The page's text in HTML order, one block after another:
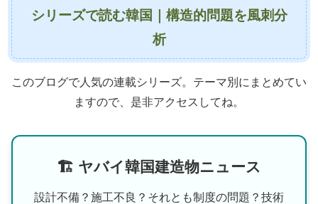
シリーズで読む韓国｜構造的問題を風刺分
析
このブログで人気の連載シリーズ。テーマ別にまとめてい
ますので、是非アクセスしてね。
🏗 ヤバイ韓国建造物ニュース
設計不備？施工不良？それとも制度の問題？技術